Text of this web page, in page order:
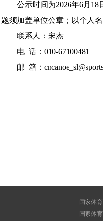
公示时间为2026年6月
题须加盖单位公章；以个人
联系人：宋杰
电 话：010-67100481
邮 箱：